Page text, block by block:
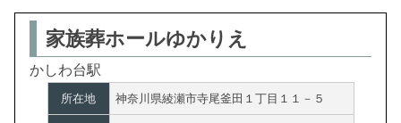
家族葬ホールゆかりえ
かしわ台駅
所在地 神奈川県綾瀬市寺尾釜田１丁目１１－５